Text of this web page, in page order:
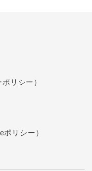
リシー）
リシー）